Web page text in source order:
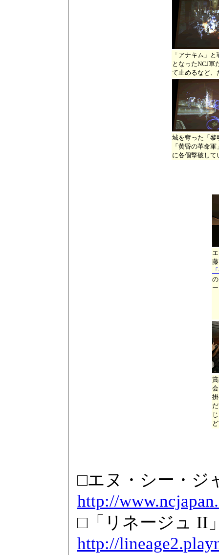
「アナキム」
となったNCJ軍
て止めるなど、
城を奪った「黎
「黄昏の革命
に各個撃破して
□エヌ・シー・ジ
http://
□「リネージュ II
http://